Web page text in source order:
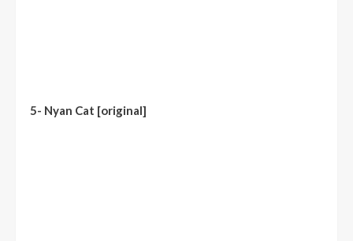
5- Nyan Cat [original]